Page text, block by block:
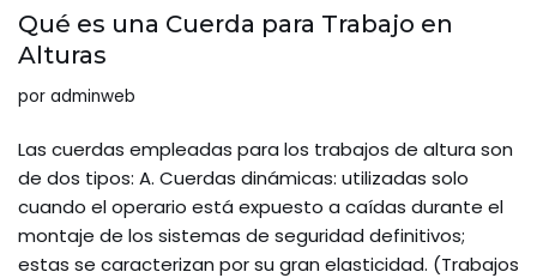
Qué es una Cuerda para Trabajo en
Alturas
por adminweb
Las cuerdas empleadas para los trabajos de altura son
de dos tipos: A. Cuerdas dinámicas: utilizadas solo
cuando el operario está expuesto a caídas durante el
montaje de los sistemas de seguridad definitivos;
estas se caracterizan por su gran elasticidad. (Trabajos